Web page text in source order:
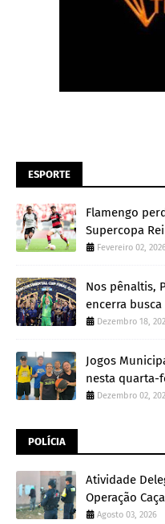
ESPORTE
Flamengo
Supercopa
Fevereiro 02,
Nos pênaltis,
encerra
Dezembro 18,
Jogos
nesta quarta-
Dezembro 02,
POLÍCIA
Atividade
Operação
Agosto 03, 2026